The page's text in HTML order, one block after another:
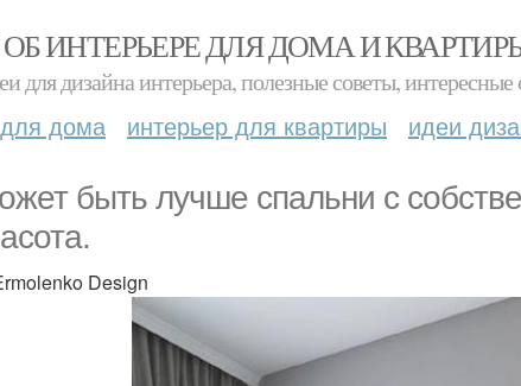
ИНТЕРЬЕРЕ ДЛЯ ДОМА И
для дизайна интерьера, полезные советы, интересные
дома интерьер для квартиры идеи
быть лучше спальни с
Design